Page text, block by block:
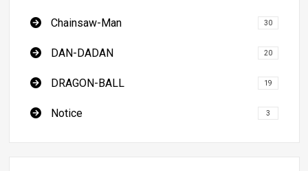
Chainsaw-Man 30
DAN-DADAN 20
DRAGON-BALL 19
Notice 3